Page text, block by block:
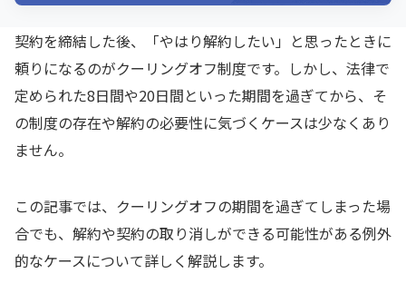
契約を締結した後、「やはり解約したい」と思ったときに
頼りになるのがクーリングオフ制度です。しかし、法律で
定められた8日間や20日間といった期間を過ぎてから、そ
の制度の存在や解約の必要性に気づくケースは少なくあり
ません。
この記事では、クーリングオフの期間を過ぎてしまった場
合でも、解約や契約の取り消しができる可能性がある例外
的なケースについて詳しく解説します。